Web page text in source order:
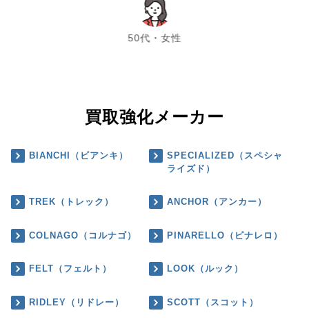
50代・女性
chevron_left chevron_right
買取強化メーカー
BIANCHI（ビアンキ）
SPECIALIZED（スペシャ
ライズド）
TREK（トレック） ANCHOR（アンカー）
COLNAGO（コルナゴ） PINARELLO（ピナレロ）
FELT（フェルト） LOOK（ルック）
RIDLEY（リドレー） SCOTT（スコット）